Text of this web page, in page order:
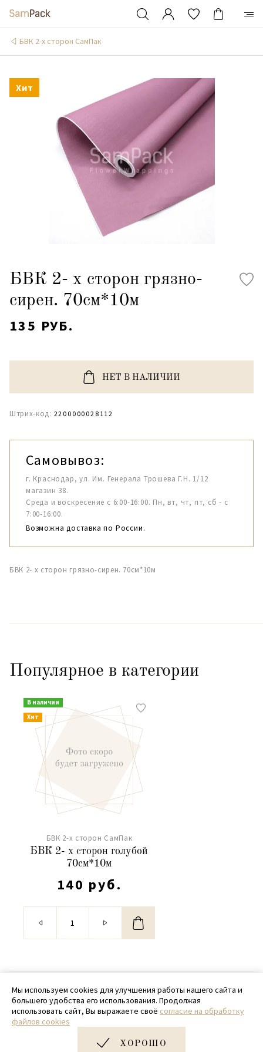
БВК 2-х сторон СамПак
Хит
БВК 2- х сторон грязно-
сирен. 70см*10м
135 РУБ.
НЕТ В НАЛИЧИИ
Штрих-код: 2200000028112
Самовывоз:
г. Краснодар, ул. Им. Генерала Трошева Г.Н. 1/12
магазин 38.
Среда и воскресение с 6:00-16:00. Пн, вт, чт, пт, сб - с
7:00-16:00.
Возможна доставка по России.
БВК 2- х сторон грязно-сирен. 70см*10м
Популярное в категории
В наличии
Хит
БВК 2-х сторон СамПак
БВК 2- х сторон голубой
70см*10м
140 руб.
© 2020 - 2026 SamPack
+ 7 (918) 699-97-87
zakaz@sampack.store
Мы используем cookies для улучшения работы нашего сайта и
большего удобства его использования. Продолжая
использовать сайт, Вы выражаете своё согласие на обработку
файлов cookies
ХОРОШО